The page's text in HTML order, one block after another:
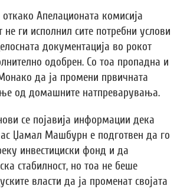
Апелационата комисија
ги исполнил сите потребни услови
документација во рокот
одобрен. Со тоа пропадна и
да ја промени првичната
од домашните натпреварувања.
се појавија информации дека
Џамал Машбурн е подготвен да го
инвестициски фонд и да
стабилност, но тоа не беше
власти да ја променат својата